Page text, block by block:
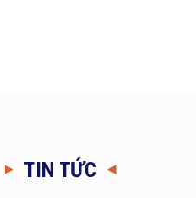
TIN TỨC